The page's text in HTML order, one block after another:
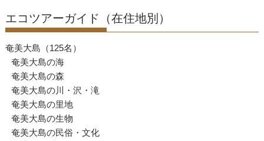
エコツアーガイド（在住地別）
奄美大島（125名）
奄美大島の海
奄美大島の森
奄美大島の川・沢・滝
奄美大島の里地
奄美大島の生物
奄美大島の民俗・文化